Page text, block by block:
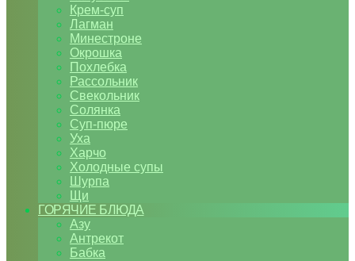
Крем-суп
Лагман
Минестроне
Окрошка
Похлебка
Рассольник
Свекольник
Солянка
Суп-пюре
Уха
Харчо
Холодные супы
Шурпа
Щи
ГОРЯЧИЕ БЛЮДА
Азу
Антрекот
Бабка